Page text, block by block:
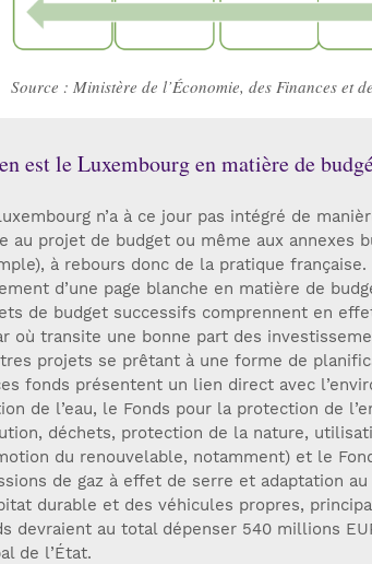
Source : Ministère de l’Économie, des Finances et
est le Luxembourg en matière de
n’a à ce jour pas intégré de
au projet de budget ou même aux annexes
à rebours donc de la pratique
d’une page blanche en matière de
de budget successifs comprennent en
où transite une bonne part des
projets se prêtant à une forme de
fonds présentent un lien direct avec
de l’eau, le Fonds pour la protection de
déchets, protection de la nature,
du renouvelable, notamment) et le
de gaz à effet de serre et adaptation
durable et des véhicules propres,
devraient au total dépenser 540 millions
de l’État.